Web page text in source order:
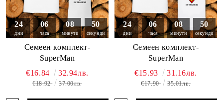
24
дни
06
часа
08
минути
49
секунди
Семеен комплект-
SuperMan
€16.84 32.94лв.
€18.92 37.00лв.
24
дни
06
часа
08
минути
49
секунди
Семеен комплект-
SuperMan
€15.93 31.16лв.
€17.90 35.01лв.